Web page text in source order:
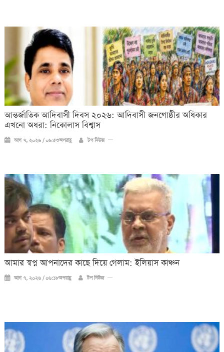
আন্তর্জাতিক আদিবাসী দিবস ২০২৬: আদিবাসী জনগোষ্ঠীর অধিকার
এখনো অধরা: নিকোলাস বিশ্বাস
আগ ৭, ২০২৬ / ০৬:৫৩অপরাহ্ণ টপ নিউজ
আমার স্বপ্ন আপনাদের কাছে দিয়ে গেলাম: ইলিয়াস কাঞ্চন
আগ ৭, ২০২৬ / ০৬:১৮অপরাহ্ণ টপ নিউজ